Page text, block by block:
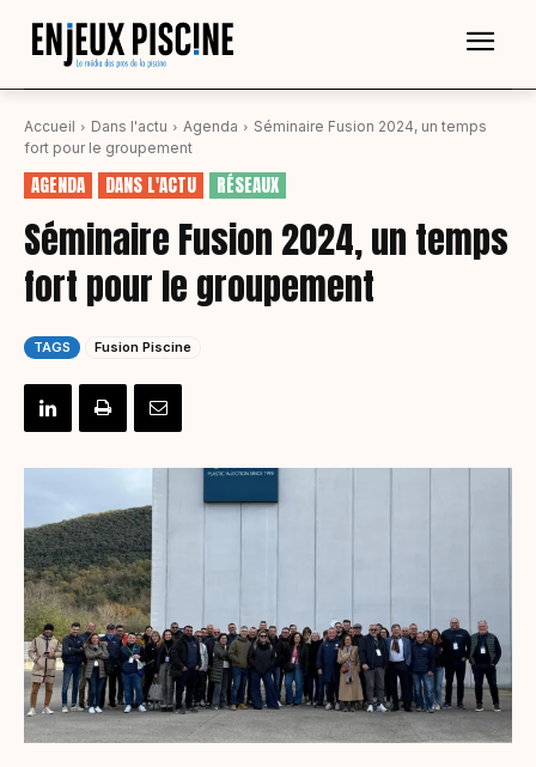
Accueil Dans l'actu Agenda
Séminaire Fusion 2024, un temps
fort pour le groupement
AGENDA DANS L'ACTU RÉSEAUX
Séminaire Fusion 2024, un temps
fort pour le groupement
TAGS Fusion Piscine